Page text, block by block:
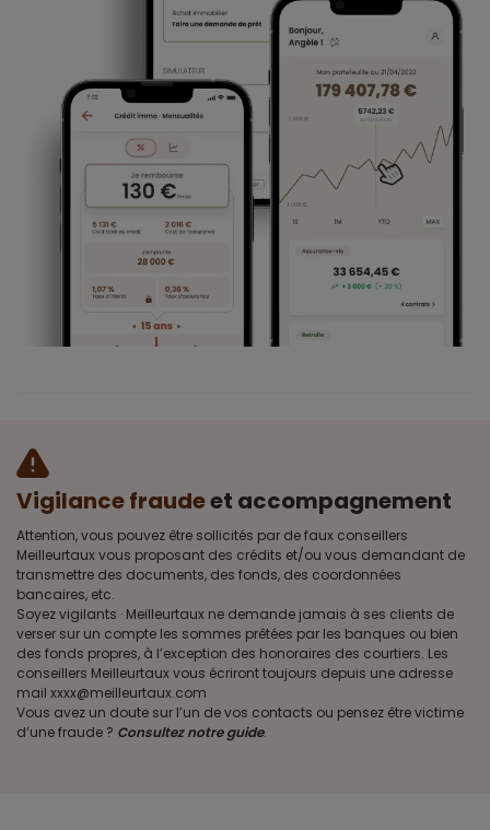
Vigilance fraudeet accompagnement
Attention, vous pouvez être sollicités par de faux conseillers
Meilleurtaux vous proposant des crédits et/ou vous demandant de
transmettre des documents, des fonds, des coordonnées
bancaires, etc.
Soyez vigilants · Meilleurtaux ne demande jamais à ses clients de
verser sur un compte les sommes prêtées par les banques ou bien
des fonds propres, à l’exception des honoraires des courtiers. Les
conseillers Meilleurtaux vous écriront toujours depuis une adresse
mail xxxx@meilleurtaux.com
Vous avez un doute sur l’un de vos contacts ou pensez être victime
d’une fraude ? Consultez notre guide.